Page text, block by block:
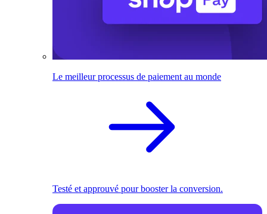
Le meilleur processus de paiement au monde
Testé et approuvé pour booster la conversion.